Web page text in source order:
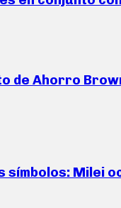
de Ahorro
símbolos: Milei